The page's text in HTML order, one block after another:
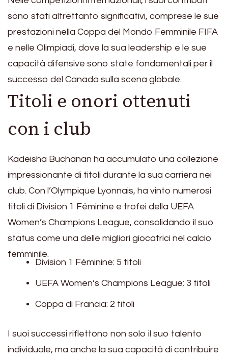
sono stati altrettanto significativi, comprese le sue
prestazioni nella Coppa del Mondo Femminile FIFA
e nelle Olimpiadi, dove la sua leadership e le sue
capacità difensive sono state fondamentali per il
successo del Canada sulla scena globale.
Titoli e onori ottenuti
con i club
Kadeisha Buchanan ha accumulato una collezione
impressionante di titoli durante la sua carriera nei
club. Con l’Olympique Lyonnais, ha vinto numerosi
titoli di Division 1 Féminine e trofei della UEFA
Women’s Champions League, consolidando il suo
status come una delle migliori giocatrici nel calcio
femminile.
Division 1 Féminine: 5 titoli
UEFA Women’s Champions League: 3 titoli
Coppa di Francia: 2 titoli
I suoi successi riflettono non solo il suo talento
individuale, ma anche la sua capacità di contribuire